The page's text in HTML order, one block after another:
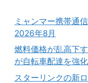
ミャンマー携帯通
2026年8月
燃料価格が乱高下
が自転車配達を強
スターリンクの新